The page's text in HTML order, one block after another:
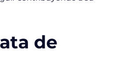
de